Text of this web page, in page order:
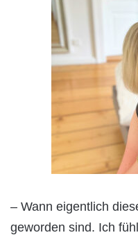
– Wann eigentlich
geworden sind. Ich